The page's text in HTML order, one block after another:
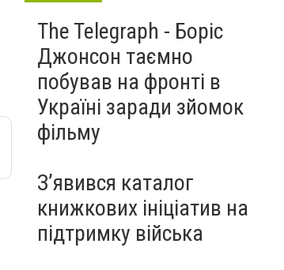
The Telegraph - Боріс
Джонсон таємно
побував на фронті в
Україні заради зйомок
фільму
З’явився каталог
книжкових ініціатив на
підтримку війська